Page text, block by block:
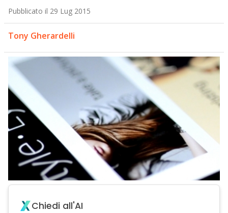
Pubblicato il 29 Lug 2015
Tony Gherardelli
Chiedi all'AI